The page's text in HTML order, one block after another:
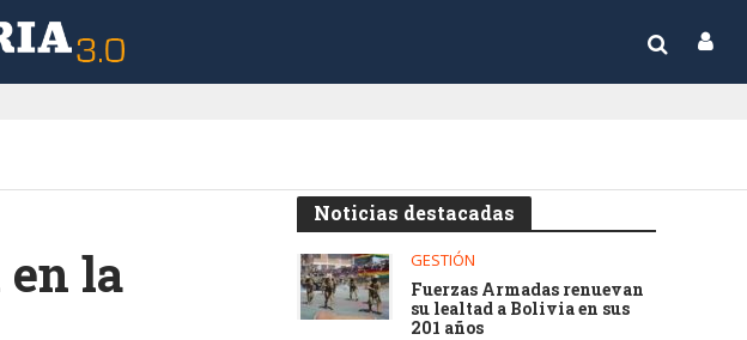
la
Noticias destacadas
GESTIÓN
Fuerzas Armadas renuevan
su lealtad a Bolivia en sus
201 años